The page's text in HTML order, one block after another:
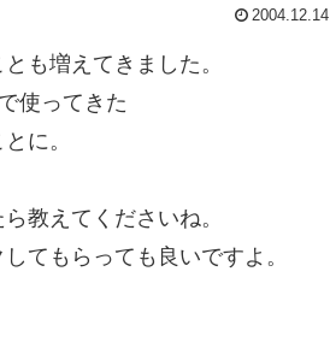
2004.12.14
も増えてきました。
使ってきた
に。
教えてくださいね。
てもらっても良いですよ。